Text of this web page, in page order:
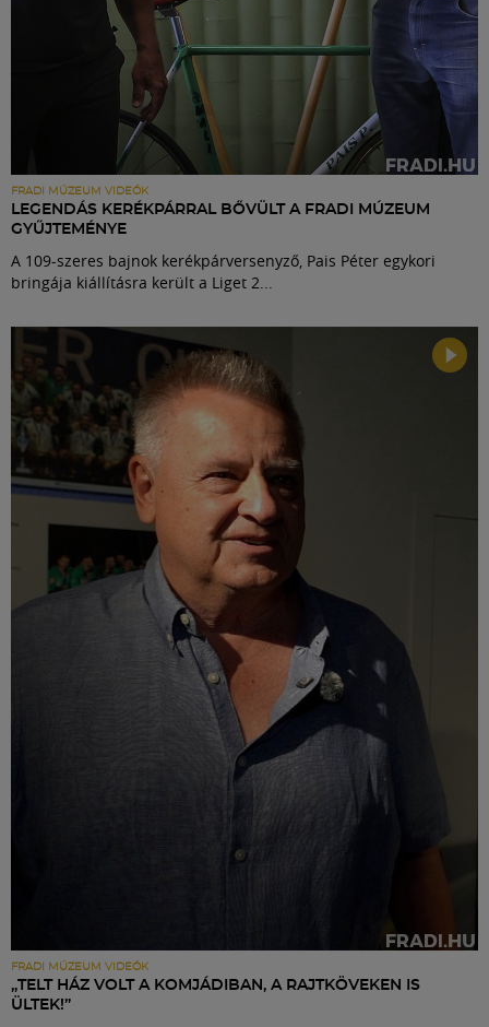
FRADI MÚZEUM VIDEÓK
LEGENDÁS KERÉKPÁRRAL BŐVÜLT A FRADI MÚZEUM
GYŰJTEMÉNYE
A 109-szeres bajnok kerékpárversenyző, Pais Péter egykori
bringája kiállításra került a Liget 2...
FRADI MÚZEUM VIDEÓK
„TELT HÁZ VOLT A KOMJÁDIBAN, A RAJTKÖVEKEN IS
ÜLTEK!”